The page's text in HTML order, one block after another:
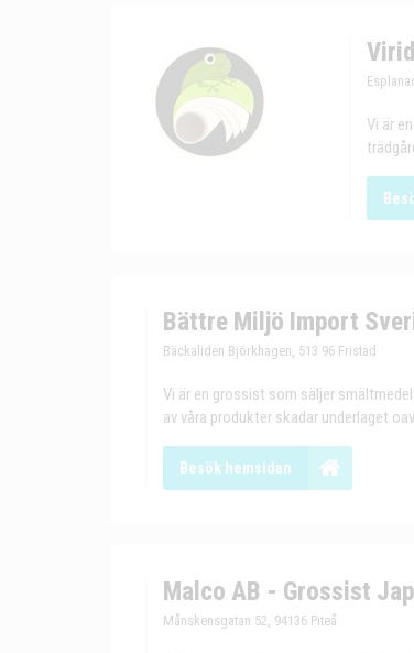
Vi är
Bättre Miljö Import
Bäckaliden Björkhagen, 513 96 Fristad
Vi är en grossist som säljer
av våra produkter skadar underlaget
Besök hemsidan
Malco AB - Grossist
Månskensgatan 52, 94136 Piteå